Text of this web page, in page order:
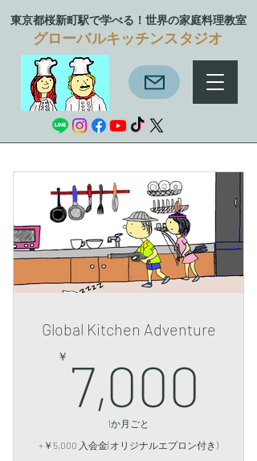
東京都桜新町駅で学べる！ 世界の家庭料理教室
グローバルキッチンスタジオ
Global Kitchen Adventure
￥ 7,000
1か月ごと
+￥5,000 入会金(オリジナルエプロン付き)